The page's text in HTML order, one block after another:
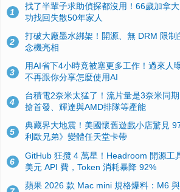
1
找了半輩子求助偵探都沒用！66歲加拿
功找回失散50年家人
2
打破大廠墨水綁架！開源、無 DRM 限
念機亮相
3
用AI省下4小時竟被塞更多工作！過來人
不再跟你分享怎麼使用AI
4
台積電2奈米太猛了！流片量是3奈米同
搶首發、輝達與AMD排隊等產能
5
典藏界大地震！美國懷舊遊戲小店驚見
利歐兄弟》變體任天堂卡帶
6
GitHub 狂攬 4 萬星！Headroom 開源工
美元 API 費，Token 消耗暴降 92%
蘋果 2026 款 Mac mini 規格爆料：M6